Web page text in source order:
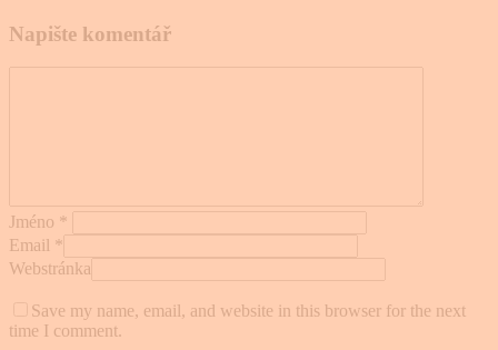
Napište komentář
Jméno *
Email *
Webstránka
Save my name, email, and website in this browser for the next
time I comment.